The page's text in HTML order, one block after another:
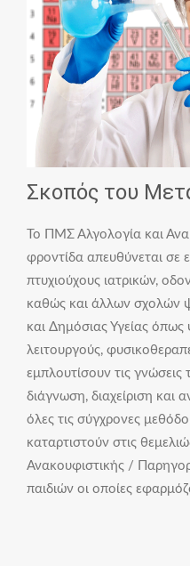
Σκοπός του
Το ΠΜΣ Αλγολογία και
φροντίδα απευθύνεται σε
πτυχιούχους ιατρικών,
καθώς και άλλων σχολών
και Δημόσιας Υγείας
λειτουργούς,
εμπλουτίσουν τις γνώσεις
διάγνωση, διαχείριση και
όλες τις σύγχρονες
καταρτιστούν στις
Ανακουφιστικής /
παιδιών οι οποίες